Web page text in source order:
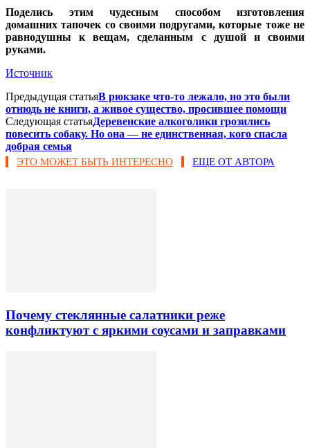
Поделись этим чудесным способом изготовления
домашних тапочек со своими подругами, которые тоже не
равнодушны к вещам, сделанным с душой и своими
руками.
Источник
Предыдущая статьяВ рюкзаке что-то лежало, но это были
отнюдь не книги, а живое существо, просившее помощи
Следующая статьяДеревенские алкоголики грозились
повесить собаку. Но она — не единственная, кого спасла
добрая семья
ЭТО МОЖЕТ БЫТЬ ИНТЕРЕСНО ЕЩЕ ОТ АВТОРА
Почему стеклянные салатники реже
конфликтуют с яркими соусами и заправками